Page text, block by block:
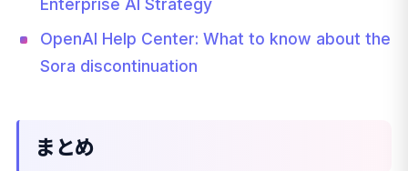
Enterprise AI Strategy
OpenAI Help Center: What to know about the
Sora discontinuation
まとめ